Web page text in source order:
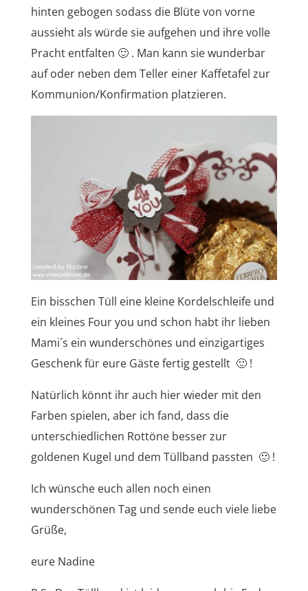
hinten gebogen sodass die Blüte von vorne
aussieht als würde sie aufgehen und ihre volle
Pracht entfalten 🙂 . Man kann sie wunderbar
auf oder neben dem Teller einer Kaffetafel zur
Kommunion/Konfirmation platzieren.
Ein bisschen Tüll eine kleine Kordelschleife und
ein kleines Four you und schon habt ihr lieben
Mami´s ein wunderschönes und einzigartiges
Geschenk für eure Gäste fertig gestellt 🙂 !
Natürlich könnt ihr auch hier wieder mit den
Farben spielen, aber ich fand, dass die
unterschiedlichen Rottöne besser zur
goldenen Kugel und dem Tüllband passten 🙂 !
Ich wünsche euch allen noch einen
wunderschönen Tag und sende euch viele liebe
Grüße,
eure Nadine